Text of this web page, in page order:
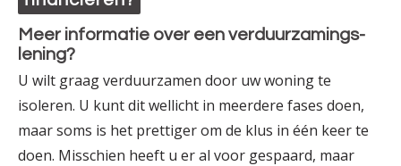
Meer informatie over een verduur­zamings­
lening?
U wilt graag verduur­zamen door uw woning te
isoleren. U kunt dit wellicht in meerdere fases doen,
maar soms is het prettiger om de klus in één keer te
doen. Misschien heeft u er al voor gespaard, maar